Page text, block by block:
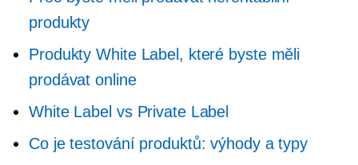
produkty
Produkty White Label, které byste měli
prodávat online
White Label vs Private Label
Co je testování produktů: výhody a typy